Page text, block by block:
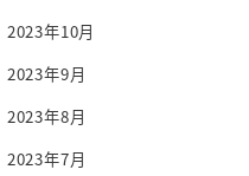
2023年10月
2023年9月
2023年8月
2023年7月